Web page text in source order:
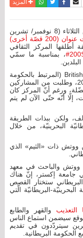
الموضوع
أرسل الى صديق
فيسبوكتويترواتسابالمزيد
مرآة البحرين: أطلقت منظّمة بحرين ووتش الثلاثاء (8 نوفمبر/ تشرين
موقعا على شبكة الإنترنت تحت عنوان (200 قصّة أخرى)
المركز الثقافي
، بمناسبة ما سمّي
مسابقة المركز الثقافي البريطاني British Council (المرتبط بالحكومة
البريطانية) انطلقت في 17 أبريل/نيسان 2016، وطلبت من المشاركين
ورغم أنّ المركز كان
إلّا أنّه حتّى الآن لم يتم
ولكن ببذات الطريقة
البحرينيّة، من خلال
ذات «الثيم» الذي
ووتش والباحث في معهد
جامعة إكستر، إنّ هناك
ستختار القصص
البريطانيّة الّتي
والقهر والطابع
سيضمن استماع الناس
سيتردّدون في تقديم
البريطانية.